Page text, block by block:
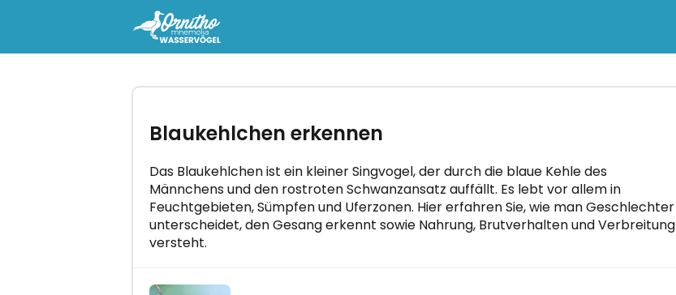
Blaukehlchen erkennen
Das Blaukehlchen ist ein kleiner Singvogel, der durch die blaue Kehle des
Männchens und den rostroten Schwanzansatz auffällt. Es lebt vor allem in
Feuchtgebieten, Sümpfen und Uferzonen. Hier erfahren Sie, wie man Geschlechter
unterscheidet, den Gesang erkennt sowie Nahrung, Brutverhalten und Verbreitung
versteht.
Mnemolia - Wasservögel" kostenlos
Beherrschen Sie alle Vogelgesänge in nur
wenigen Minuten pro Tag!